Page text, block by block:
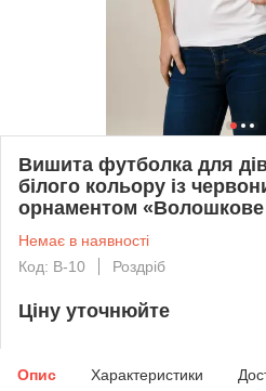
Вишита футболка для
білого кольору із
орнаментом
Немає в наявності
Код: B-10
Роздріб
Ціну уточнюйте
Опис Характеристики